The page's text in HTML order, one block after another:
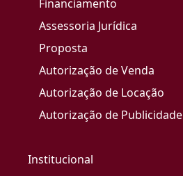
Financiamento
Assessoria Jurídica
Proposta
Autorização de Venda
Autorização de Locação
Autorização de Publicidade
Institucional